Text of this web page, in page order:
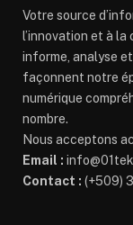
Votre source
l’innovation et à
informe, analyse
façonnent notre
numérique
nombre.
Nous acceptons
Email :
Contact : (+509)